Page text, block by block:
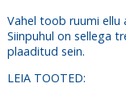
Vahel toob ruumi ellu
Siinpuhul on sellega
plaaditud sein.
LEIA TOOTED: